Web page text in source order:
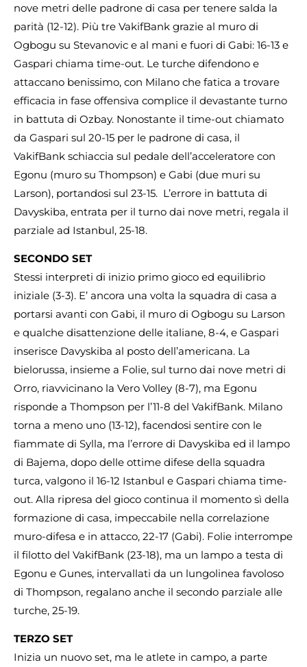
nove metri delle padrone di casa per tenere salda la
parità (12-12). Più tre VakifBank grazie al muro di
Ogbogu su Stevanovic e al mani e fuori di Gabi: 16-13 e
Gaspari chiama time-out. Le turche difendono e
attaccano benissimo, con Milano che fatica a trovare
efficacia in fase offensiva complice il devastante turno
in battuta di Ozbay. Nonostante il time-out chiamato
da Gaspari sul 20-15 per le padrone di casa, il
VakifBank schiaccia sul pedale dell’acceleratore con
Egonu (muro su Thompson) e Gabi (due muri su
Larson), portandosi sul 23-15. L’errore in battuta di
Davyskiba, entrata per il turno dai nove metri, regala il
parziale ad Istanbul, 25-18.
SECONDO SET
Stessi interpreti di inizio primo gioco ed equilibrio
iniziale (3-3). E’ ancora una volta la squadra di casa a
portarsi avanti con Gabi, il muro di Ogbogu su Larson
e qualche disattenzione delle italiane, 8-4, e Gaspari
inserisce Davyskiba al posto dell’americana. La
bielorussa, insieme a Folie, sul turno dai nove metri di
Orro, riavvicinano la Vero Volley (8-7), ma Egonu
risponde a Thompson per l’11-8 del VakifBank. Milano
torna a meno uno (13-12), facendosi sentire con le
fiammate di Sylla, ma l’errore di Davyskiba ed il lampo
di Bajema, dopo delle ottime difese della squadra
turca, valgono il 16-12 Istanbul e Gaspari chiama time-
out. Alla ripresa del gioco continua il momento sì della
formazione di casa, impeccabile nella correlazione
muro-difesa e in attacco, 22-17 (Gabi). Folie interrompe
il filotto del VakifBank (23-18), ma un lampo a testa di
Egonu e Gunes, intervallati da un lungolinea favoloso
di Thompson, regalano anche il secondo parziale alle
turche, 25-19.
TERZO SET
Inizia un nuovo set, ma le atlete in campo, a parte